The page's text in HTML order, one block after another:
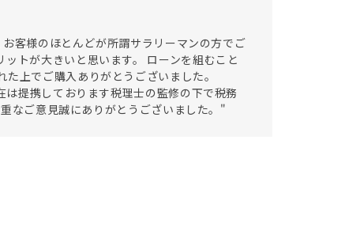
客様のほとんどが所謂サラリーマンの方でご
トが大きいと思います。 ローンを組むこと
上でご購入ありがとうございました。
提携しております税理士の監修の下で税務
なご意見誠にありがとうございました。"